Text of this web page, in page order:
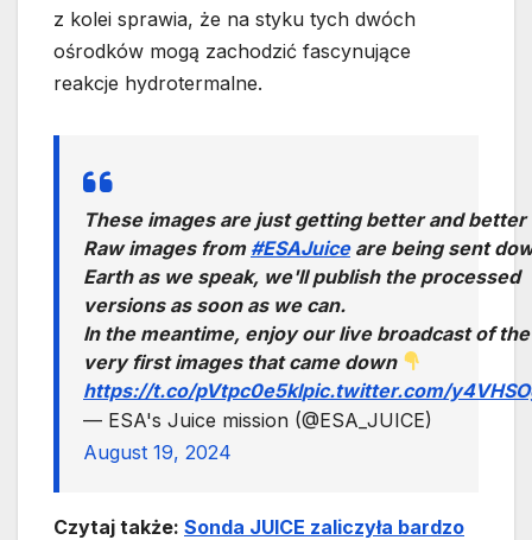
z kolei sprawia, że na styku tych dwóch
ośrodków mogą zachodzić fascynujące
reakcje hydrotermalne.
These images are just getting better and better
Raw images from #ESAJuiceare being sent
Earth as we speak, we'll publish the processed
versions as soon as we can.
In the meantime, enjoy our live broadcast of the
very first images that came down
https://t.co/pVtpc0e5klpic.twitter.com/
— ESA's Juice mission (@ESA_JUICE)
August 19, 2024
Czytaj także: Sonda JUICE zaliczyła bardzo